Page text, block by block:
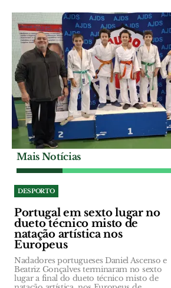
Mais Notícias
DESPORTO
Portugal em sexto lugar no
dueto técnico misto de
natação artística nos
Europeus
Nadadores portugueses Daniel Ascenso e
Beatriz Gonçalves terminaram no sexto
lugar a final do dueto técnico misto de